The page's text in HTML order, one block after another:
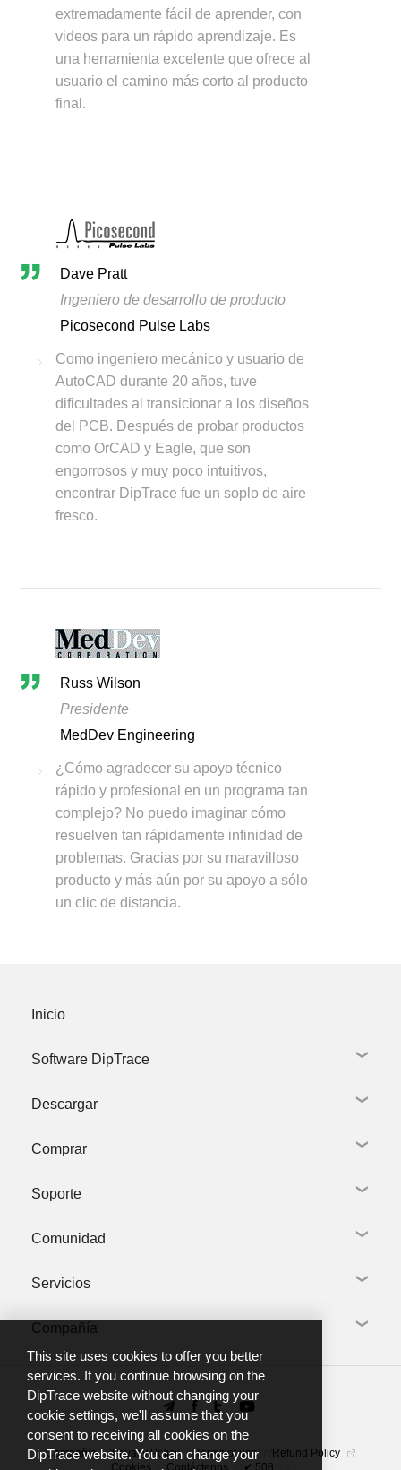
This site uses cookies to offer you better
services. If you continue browsing on the
DipTrace website without changing your
cookie settings, we'll assume that you
consent to receiving all cookies on the
DipTrace website. You can change your
extremadamente fácil de aprender, con
videos para un rápido aprendizaje. Es
una herramienta excelente que ofrece al
usuario el camino más corto al producto
final.
Dave Pratt
Ingeniero de desarrollo de producto
Picosecond Pulse Labs
Como ingeniero mecánico y usuario de
AutoCAD durante 20 años, tuve
dificultades al transicionar a los diseños
del PCB. Después de probar productos
como OrCAD y Eagle, que son
engorrosos y muy poco intuitivos,
encontrar DipTrace fue un soplo de aire
fresco.
Russ Wilson
Presidente
MedDev Engineering
¿Cómo agradecer su apoyo técnico
rápido y profesional en un programa tan
complejo? No puedo imaginar cómo
resuelven tan rápidamente infinidad de
problemas. Gracias por su maravilloso
producto y más aún por su apoyo a sólo
un clic de distancia.
Inicio
Software DipTrace
Captura esquemática
Bibliotecas
Visita guiada
Descargar
Descargar DipTrace
Paquetes de idiomas
Productos relacionados
Comprar
Tienda Online
Precios por Volumen
Sin Lucro
Soporte
Solicite soporte
Guía de instalación
Tutoriales & documentos
Formación
Preguntas frecuentes
Comunidad
DipTrace forum
Telegram group
Canal de YouTube
Servicios
Creación de bibliotecas
Fabricación de PCB
Compañía
Sobre nosotros
Noticias
Contáctenos
Compañía Privacy Policy Terms of use
Refund Policy
Cookies
Contáctenos ✔ 508